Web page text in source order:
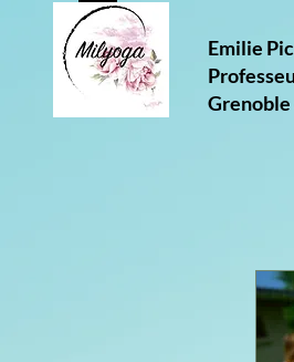
Emilie